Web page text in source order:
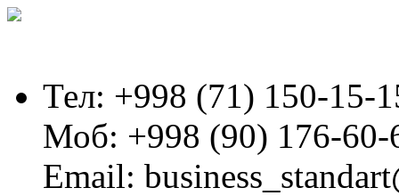
Тел: +998 (71) 150-15-
Моб: +998 (90) 176-60-
Email: